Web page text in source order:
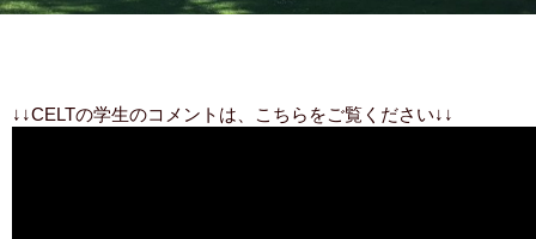
↓↓CELTの学生のコメントは、こちらをご覧ください↓↓